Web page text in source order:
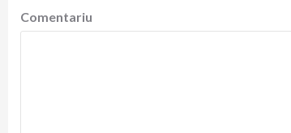
Comentariu